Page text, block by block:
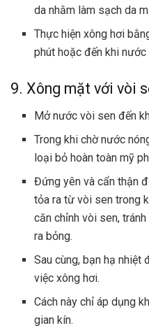
da nhằm làm sạch da
Thực hiện xông hơi
phút hoặc đến khi nước
9. Xông mặt với vòi
Mở nước vòi sen đến
Trong khi chờ nước
loại bỏ hoàn toàn mỹ
Đứng yên và cẩn thận
tỏa ra từ vòi sen trong
căn chỉnh vòi sen,
ra bỏng.
Sau cùng, bạn hạ
việc xông hơi.
Cách này chỉ áp dụng
gian kín.